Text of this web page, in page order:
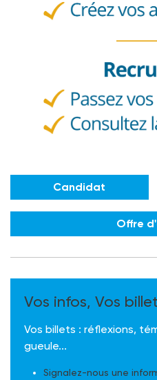
Candidat
Offre
Vos infos, Vos
Vos billets : réflexions,
gueule...
Signalez-nous une